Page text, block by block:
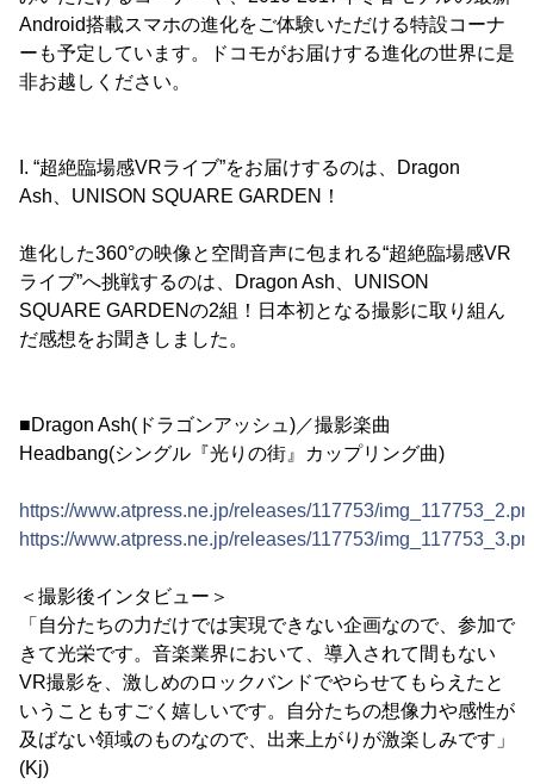
Android搭載スマホの進化をご体験いただける特設コーナ
ーも予定しています。ドコモがお届けする進化の世界に是
非お越しください。
I. “超絶臨場感VRライブ”をお届けするのは、Dragon
Ash、UNISON SQUARE GARDEN！
進化した360°の映像と空間音声に包まれる“超絶臨場感VR
ライブ”へ挑戦するのは、Dragon Ash、UNISON
SQUARE GARDENの2組！日本初となる撮影に取り組ん
だ感想をお聞きしました。
■Dragon Ash(ドラゴンアッシュ)／撮影楽曲
Headbang(シングル『光りの街』カップリング曲)
https://www.atpress.ne.jp/releases/117753/
https://www.atpress.ne.jp/releases/117753/
＜撮影後インタビュー＞
「自分たちの力だけでは実現できない企画なので、参加で
きて光栄です。音楽業界において、導入されて間もない
VR撮影を、激しめのロックバンドでやらせてもらえたと
いうこともすごく嬉しいです。自分たちの想像力や感性が
及ばない領域のものなので、出来上がりが激楽しみです」
(Kj)